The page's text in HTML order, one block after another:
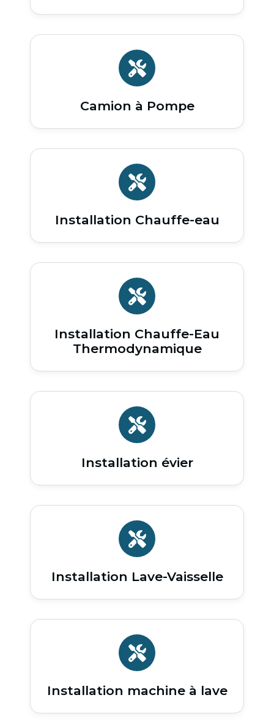
Camion à Pompe
Installation Chauffe-eau
Installation Chauffe-Eau
Thermodynamique
Installation évier
Installation Lave-Vaisselle
Installation machine à lave